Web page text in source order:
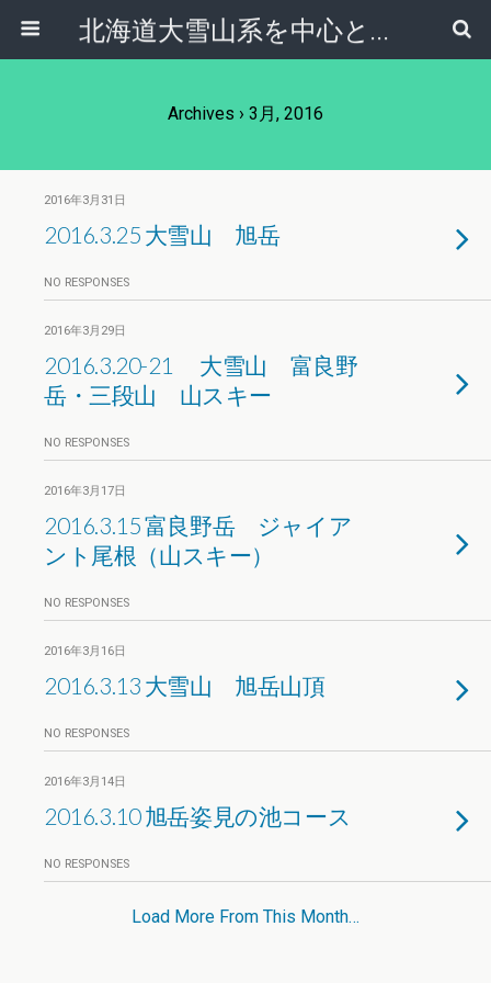
北海道大雪山系を中心とした登山・自然ガイド｜大雪山倶楽部ブログ
Archives › 3月, 2016
2016年3月31日
2016.3.25 大雪山 旭岳
NO RESPONSES
2016年3月29日
2016.3.20-21 大雪山 富良野
岳・三段山 山スキー
NO RESPONSES
2016年3月17日
2016.3.15 富良野岳 ジャイア
ント尾根（山スキー）
NO RESPONSES
2016年3月16日
2016.3.13 大雪山 旭岳山頂
NO RESPONSES
2016年3月14日
2016.3.10 旭岳姿見の池コース
NO RESPONSES
Load More From This Month…